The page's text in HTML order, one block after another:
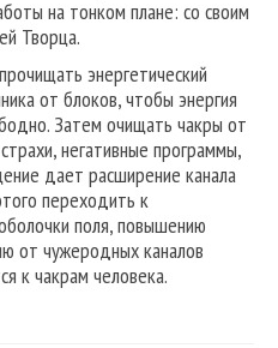
на тонком плане: со своим
Творца.
энергетический
от блоков, чтобы энергия
Затем очищать чакры от
негативные программы,
дает расширение канала
переходить к
поля, повышению
от чужеродных каналов
к чакрам человека.